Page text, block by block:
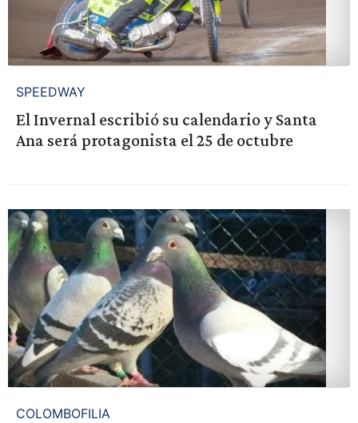
SPEEDWAY
El Invernal escribió su calendario y Santa
Ana será protagonista el 25 de octubre
COLOMBOFILIA